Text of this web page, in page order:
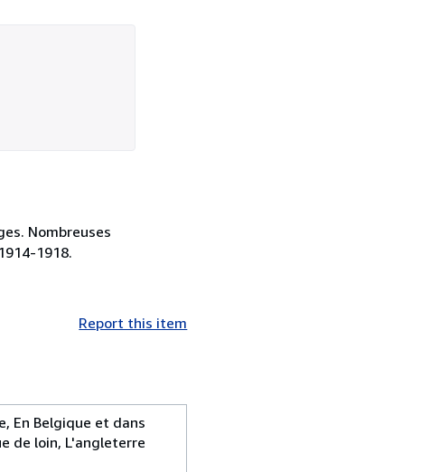
Nombreuses
1918.
Report this item
En Belgique et dans
de loin, L'angleterre